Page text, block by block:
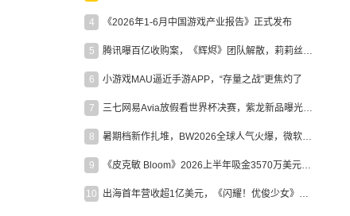
4 《2026年1-6月中国游戏产业报告》正式发布
5 腾讯曝百亿收购案，《辉烬》团队解散，莉莉丝新作曝光｜陀螺周报
6 小游戏MAU逼近手游APP，“存量之战”更焦灼了
7 三七网易Avia放假看世界杯决赛，紫龙新品曝光，米哈游新作上线 | 陀螺周报
8 暑期档新作扎堆，BW2026全球人气火爆，微软XBOX大裁员|陀螺周报
9 《皮克敏 Bloom》2026上半年吸金3570万美元，中国台湾成最大市场
10 出海首年营收超1亿美元，《闪耀！优俊少女》美国市场占比达七成